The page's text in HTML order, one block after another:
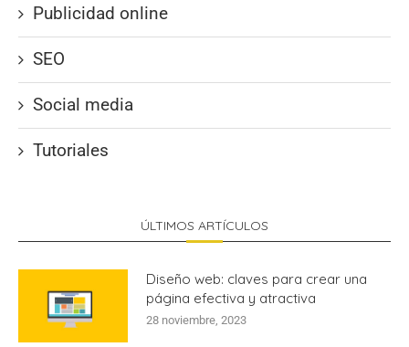
Publicidad online
SEO
Social media
Tutoriales
ÚLTIMOS ARTÍCULOS
Diseño web: claves para crear una
página efectiva y atractiva
28 noviembre, 2023